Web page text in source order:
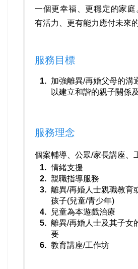
一個更幸福、更穩定的家庭
有活力、更有能力應付未來的
服務目標
加強離異/再婚父母的溝
以建立和諧的親子關係
服務理念
個案輔導、公眾/家長講座、
情緒支援
親職指導服務
離異/再婚人士親職教育
孩子(兒童/青少年)
兒童為本遊戲治療
離異/再婚人士及其子女
要
教育講座/工作坊